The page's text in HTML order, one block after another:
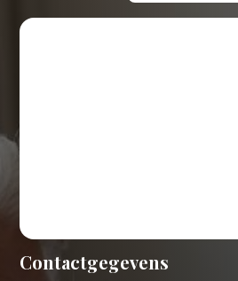
Contactgegevens